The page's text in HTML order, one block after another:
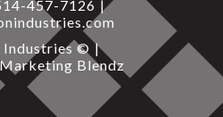
457-7126
©
Blendz